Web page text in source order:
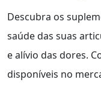
Descubra os
saúde das suas
e alívio das dores.
disponíveis no